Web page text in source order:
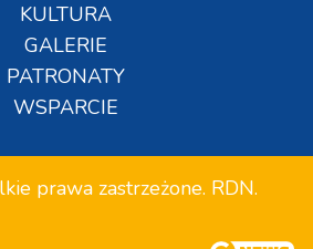
KULTURA
GALERIE
PATRONATY
WSPARCIE
prawa zastrzeżone. RDN.